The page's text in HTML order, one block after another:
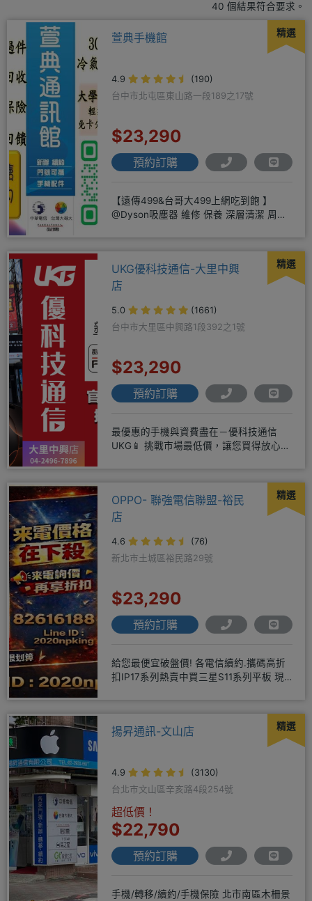
40 個結果符合要求。
精選
萱典手機館
4.9
(190)
台中市北屯區東山路一段189之17號
$23,290
預約訂購
【遠傳499&台哥大499上網吃到飽 】
@Dyson吸塵器 維修 保養 深層清潔 周邊
精選
UKG優科技通信-大里中興
店
5.0
(1661)
台中市大里區中興路1段392之1號
$23,290
預約訂購
最優惠的手機與資費盡在－優科技通信
UKG📱 挑戰市場最低價，讓您買得放心又
精選
OPPO- 聯強電信聯盟-裕民
店
4.6
(76)
新北市土城區裕民路29號
$23,290
預約訂購
給您最便宜破盤價! 各電信續約.攜碼高折
扣IP17系列熱賣中買三星S11系列平板 現
精選
揚昇通訊-文山店
4.9
(3130)
台北市文山區辛亥路4段254號
超低價！
$22,790
預約訂購
手機/轉移/續約/手機保險 北市南區木柵景